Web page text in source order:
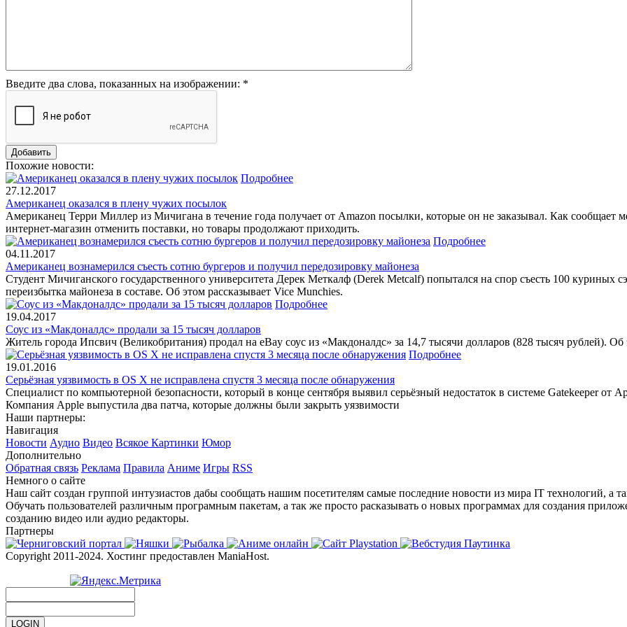
Введите два слова, показанных на изображении: *
Похожие новости:
Подробнее
27.12.2017
Американец оказался в плену чужих посылок
Американец Терри Миллер из Мичигана в течение года получает от Amazon посылки, которые он не заказывал. Как сообщает
интернет-магазин отменить поставки, но товары продолжают приходить.
Подробнее
04.11.2017
Американец вознамерился съесть сотню бургеров и получил передозировку майонеза
Студент Мичиганского государственного университета Дерек Меткалф (Derek Metcalf) попытался на спор съесть 100 куриных
переизбытка майонеза в составе. Об этом рассказывает Vice Munchies.
Подробнее
19.04.2017
Соус из «Макдоналдс» продали за 15 тысяч долларов
Житель города Ипсвич (Великобритания) продал на eBay соус из «Макдоналдс» за 14,7 тысячи долларов (828 тысяч рублей).
Подробнее
19.01.2016
Серьёзная уязвимость в OS X не исправлена спустя 3 месяца после обнаружения
Специалист по компьютерной безопасности, который в конце сентября выявил серьёзный недостаток в системе Gatekeeper от
Компания Apple выпустила два патча, которые должны были закрыть уязвимости
Наши партнеры:
Навигация
Новости Аудио Видео Всякое Картинки Юмор
Дополнительно
Обратная связь Реклама Правила Аниме Игры RSS
Немного о сайте
Наш сайт создан группой интузиастов дабы сообщать нашим посетителям самые последние новости из мира IT технологий,
Обучать пользователей различным програмным пакетам, а так же просто расказывать о новых программах для создания
созданию видео или аудио редакторы.
Партнеры
Copyright 2011-2024. Хостинг предоставлен ManiaHost.